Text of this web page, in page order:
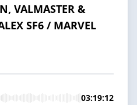
VALMASTER &
SF6 / MARVEL
03:19:12